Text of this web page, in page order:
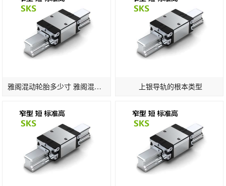
雅阁混动轮胎多少寸 雅阁混动版轮胎标准 上银导轨的根本类型